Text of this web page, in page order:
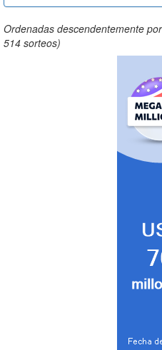
Ordenadas descendentemente
514 sorteos)